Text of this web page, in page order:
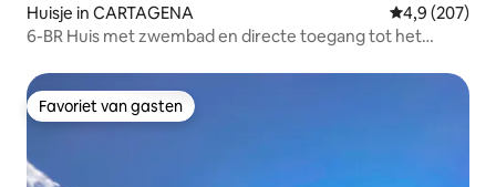
Huisje in CARTAGENA Gemiddelde
4,9 (207)
6-BR Huis met zwembad en directe toegang tot het
Favoriet van gasten
Favoriet van gasten